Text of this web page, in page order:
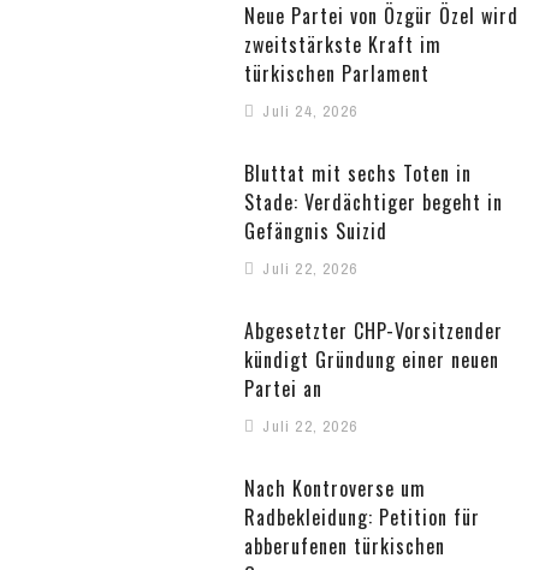
Neue Partei von Özgür Özel wird
zweitstärkste Kraft im
türkischen Parlament
Juli 24, 2026
Bluttat mit sechs Toten in
Stade: Verdächtiger begeht in
Gefängnis Suizid
Juli 22, 2026
Abgesetzter CHP-Vorsitzender
kündigt Gründung einer neuen
Partei an
Juli 22, 2026
Nach Kontroverse um
Radbekleidung: Petition für
abberufenen türkischen